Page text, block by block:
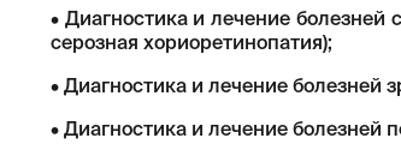
• Диагностика и лечение болезней
серозная хориоретинопатия);
• Диагностика и лечение болезней
• Диагностика и лечение болезней